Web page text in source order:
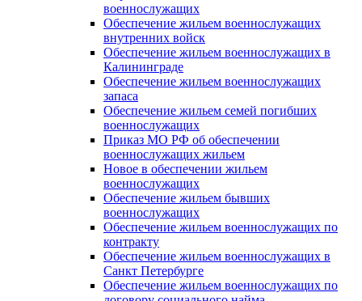
военнослужащих
Обеспечение жильем военнослужащих
внутренних войск
Обеспечение жильем военнослужащих в
Калининграде
Обеспечение жильем военнослужащих
запаса
Обеспечение жильем семей погибших
военнослужащих
Приказ МО РФ об обеспечении
военнослужащих жильем
Новое в обеспечении жильем
военнослужащих
Обеспечение жильем бывших
военнослужащих
Обеспечение жильем военнослужащих по
контракту
Обеспечение жильем военнослужащих в
Санкт Петербурге
Обеспечение жильем военнослужащих по